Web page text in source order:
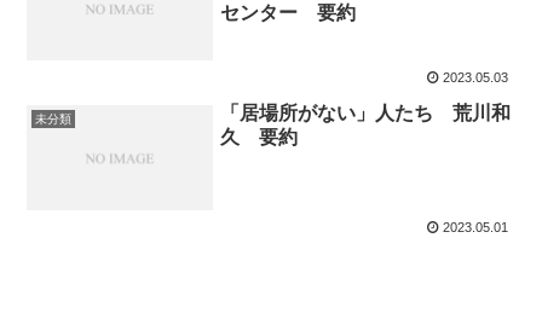
センター 要約
2023.05.03
未分類
「居場所がない」人たち 荒川和
久 要約
2023.05.01